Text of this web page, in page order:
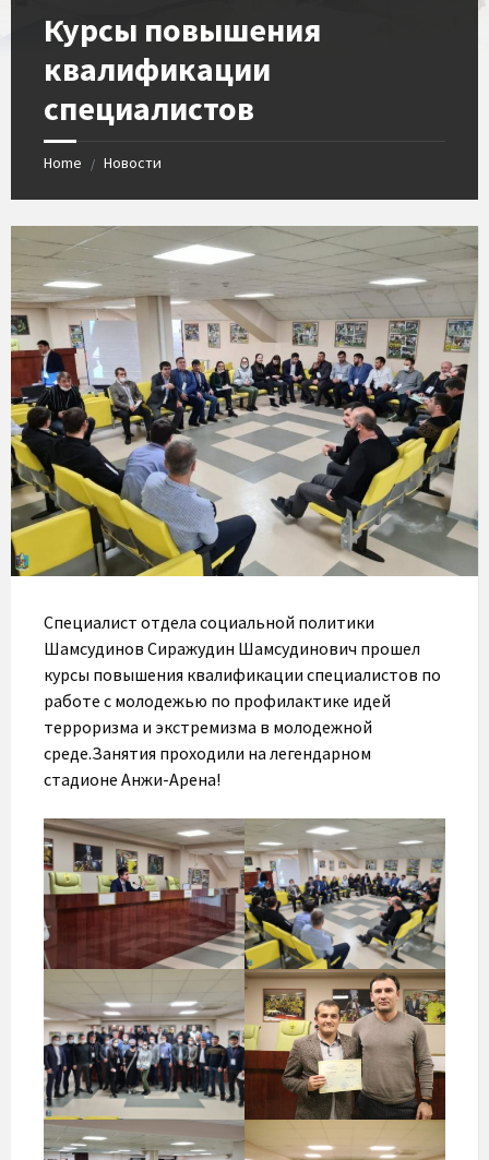
Курсы повышения
квалификации
специалистов
Home / Новости
Специалист отдела социальной политики
Шамсудинов Сиражудин Шамсудинович прошел
курсы повышения квалификации специалистов по
работе с молодежью по профилактике идей
терроризма и экстремизма в молодежной
среде.Занятия проходили на легендарном
стадионе Анжи-Арена!